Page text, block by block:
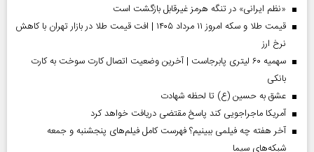
«نظم ایرانی» در تنگه هرمز غیرقابل بازگشت است
قیمت طلا و سکه امروز ۱۱ مرداد ۱۴۰۵ | افت قیمت طلا در بازار تهران با کاهش
نرخ ارز
سهمیه ۶۰ لیتری پابرجاست | آخرین وضعیت اتصال کارت سوخت به کارت
بانکی
عشق به حسین (ع) تا لحظه شهادت
آمریکا ماجراجویی کند پاسخ مقتضی دریافت خواهد کرد
آخر هفته چه فیلمی ببینیم؟ فهرست کامل فیلم‌های پنجشنبه و جمعه
شبکه‌های سیما